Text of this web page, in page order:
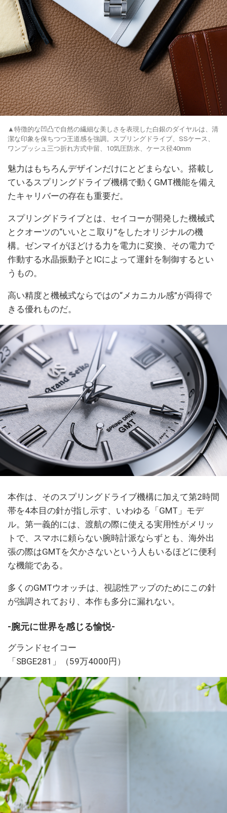
▲特徴的な凹凸で自然の繊細な美しさを表現した白銀のダイヤルは、清
潔な印象を保ちつつ王道感を強調。スプリングドライブ、SSケース、
ワンプッシュ三つ折れ方式中留、10気圧防水、ケース径40mm
魅力はもちろんデザインだけにとどまらない。搭載し
ているスプリングドライブ機構で動くGMT機能を備え
たキャリバーの存在も重要だ。
スプリングドライブとは、セイコーが開発した機械式
とクオーツの“いいとこ取り”をしたオリジナルの機
構。ゼンマイがほどける力を電力に変換、その電力で
作動する水晶振動子とICによって運針を制御するとい
うもの。
高い精度と機械式ならではの“メカニカル感”が両得で
きる優れものだ。
本作は、そのスプリングドライブ機構に加えて第2時間
帯を4本目の針が指し示す、いわゆる「GMT」モデ
ル。第一義的には、渡航の際に使える実用性がメリッ
トで、スマホに頼らない腕時計派ならずとも、海外出
張の際はGMTを欠かさないという人もいるほどに便利
な機能である。
多くのGMTウオッチは、視認性アップのためにこの針
が強調されており、本作も多分に漏れない。
-腕元に世界を感じる愉悦-
グランドセイコー
「SBGE281」（59万4000円）